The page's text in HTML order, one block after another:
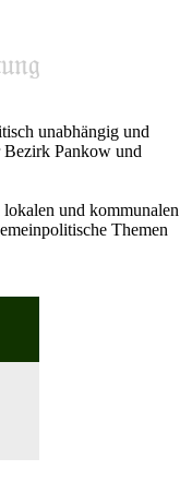
unabhängig und
Bezirk Pankow und
und kommunalen
Themen